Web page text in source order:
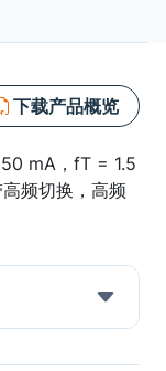
下载产品概览
mA，fT = 1.5
频切换，高频